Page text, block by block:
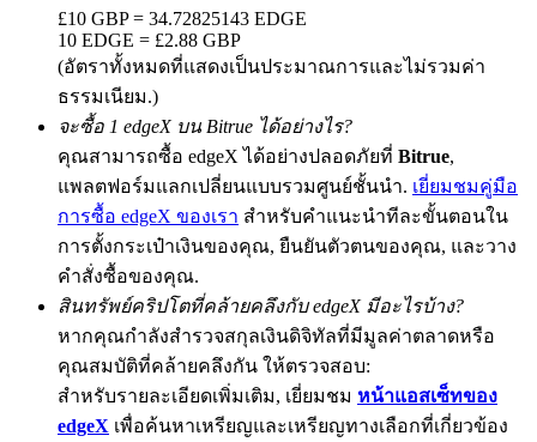
Precious Metals Trading Carnival
Trade Gold & Silver · 33,333 USDT Bonus
USDT New User Exclusive 10% APR
USDT Flexible Staking | Daily Rewards
New Listing Futures Fest
Trade New Futures, Win 200,000 USDT
£10 GBP = 34.72825143 EDGE
10 EDGE = £2.88 GBP
(อัตราทั้งหมดที่แสดงเป็นประมาณการและไม่รวมค่า
ธรรมเนียม.)
จะซื้อ 1 edgeX บน Bitrue ได้อย่างไร?
คุณสามารถซื้อ edgeX ได้อย่างปลอดภัยที่ Bitrue,
แพลตฟอร์มแลกเปลี่ยนแบบรวมศูนย์ชั้นนำ. เยี่ยมชมคู่มือ
การซื้อ edgeX ของเรา สำหรับคำแนะนำทีละขั้นตอนใน
การตั้งกระเป๋าเงินของคุณ, ยืนยันตัวตนของคุณ, และวาง
คำสั่งซื้อของคุณ.
สินทรัพย์คริปโตที่คล้ายคลึงกับ edgeX มีอะไรบ้าง?
หากคุณกำลังสำรวจสกุลเงินดิจิทัลที่มีมูลค่าตลาดหรือ
คุณสมบัติที่คล้ายคลึงกัน ให้ตรวจสอบ:
สำหรับรายละเอียดเพิ่มเติม, เยี่ยมชม หน้าแอสเซ็ทของ
edgeX เพื่อค้นหาเหรียญและเหรียญทางเลือกที่เกี่ยวข้อง